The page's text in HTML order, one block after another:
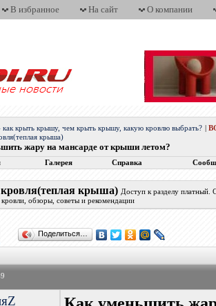
В избранное На сайт О компании
крыть крышу, чем крыть крышу, какую кровлю выбрать?
крыша)
жару на мансарде от крыши летом?
Галерея Справка
крыша) Доступ к разделу
обзоры, советы и рекомендации
Поделиться…